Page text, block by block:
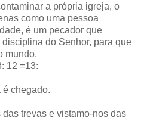
a própria igreja, o
como uma pessoa
é um pecador que
do Senhor, para que
mundo.
12 =13:
é chegado.
trevas e vistamo-nos das